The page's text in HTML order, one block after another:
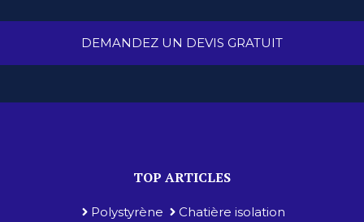
DEMANDEZ UN DEVIS GRATUIT
TOP ARTICLES
Polystyrène
Chatière isolation